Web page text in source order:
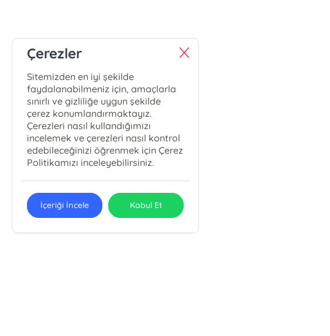
Çerezler
Sitemizden en iyi şekilde
faydalanabilmeniz için, amaçlarla
sınırlı ve gizliliğe uygun şekilde
çerez konumlandırmaktayız.
Çerezleri nasıl kullandığımızı
incelemek ve çerezleri nasıl kontrol
edebileceğinizi öğrenmek için Çerez
Politikamızı inceleyebilirsiniz.
İçeriği İncele Kabul Et